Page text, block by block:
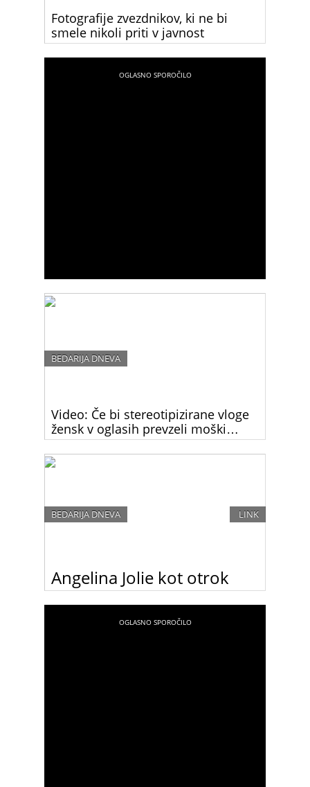
Fotografije zvezdnikov, ki ne bi
smele nikoli priti v javnost
maskerjev, frizerjev, stilistov in osebnih trenerjev.
Video: Če bi stereotipizirane vloge
žensk v oglasih prevzeli moški…
BEDARIJA DNEVA
nekaj popolnoma normalnega, če v njih nastopajo
ženske?
Angelina Jolie kot otrok
BEDARIJA DNEVA LINK